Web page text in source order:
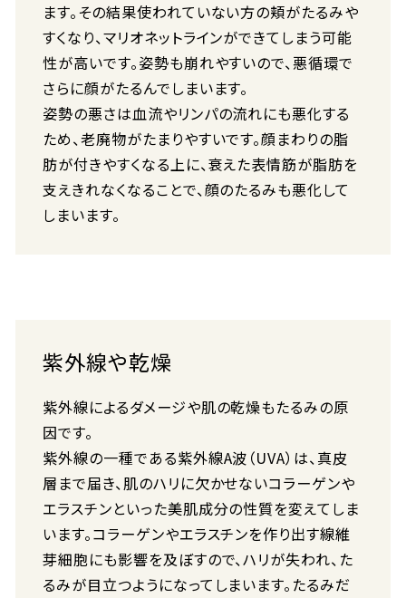
ます。その結果使われていない方の頬がたるみや
すくなり、マリオネットラインができてしまう可能
性が高いです。姿勢も崩れやすいので、悪循環で
さらに顔がたるんでしまいます。
姿勢の悪さは血流やリンパの流れにも悪化する
ため、老廃物がたまりやすいです。顔まわりの脂
肪が付きやすくなる上に、衰えた表情筋が脂肪を
支えきれなくなることで、顔のたるみも悪化して
しまいます。
紫外線や乾燥
紫外線によるダメージや肌の乾燥もたるみの原
因です。
紫外線の一種である紫外線A波（UVA）は、真皮
層まで届き、肌のハリに欠かせないコラーゲンや
エラスチンといった美肌成分の性質を変えてしま
います。コラーゲンやエラスチンを作り出す線維
芽細胞にも影響を及ぼすので、ハリが失われ、た
るみが目立つようになってしまいます。たるみだ